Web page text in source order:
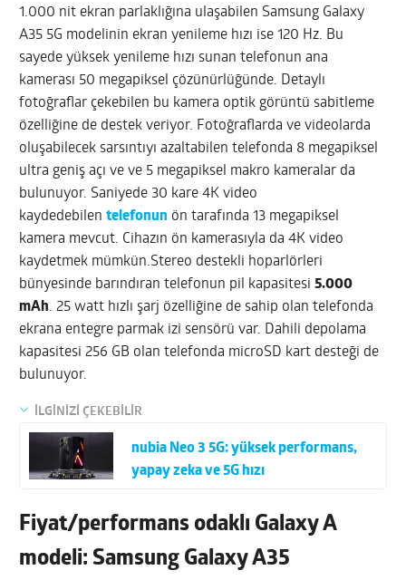
1.000 nit ekran parlaklığına ulaşabilen Samsung Galaxy
A35 5G modelinin ekran yenileme hızı ise 120 Hz. Bu
sayede yüksek yenileme hızı sunan telefonun ana
kamerası 50 megapiksel çözünürlüğünde. Detaylı
fotoğraflar çekebilen bu kamera optik görüntü sabitleme
özelliğine de destek veriyor. Fotoğraflarda ve videolarda
oluşabilecek sarsıntıyı azaltabilen telefonda 8 megapiksel
ultra geniş açı ve ve 5 megapiksel makro kameralar da
bulunuyor. Saniyede 30 kare 4K video
kaydedebilentelefonun ön tarafında 13 megapiksel
kamera mevcut. Cihazın ön kamerasıyla da 4K video
kaydetmek mümkün.Stereo destekli hoparlörleri
bünyesinde barındıran telefonun pil kapasitesi5.000
mAh. 25 watt hızlı şarj özelliğine de sahip olan telefonda
ekrana entegre parmak izi sensörü var. Dahili depolama
kapasitesi 256 GB olan telefonda microSD kart desteği de
bulunuyor.
İLGİNİZİ ÇEKEBİLİR
nubia Neo 3 5G: yüksek performans,
yapay zeka ve 5G hızı
Fiyat/performans odaklı Galaxy A
modeli: Samsung Galaxy A35